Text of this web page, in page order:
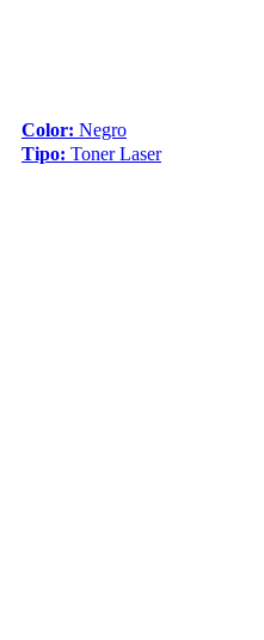
Color: Negro
Tipo: Toner Laser